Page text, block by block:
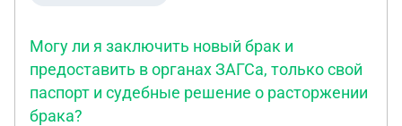
Могу ли я заключить новый брак и
предоставить в органах ЗАГСа, только свой
паспорт и судебные решение о расторжении
брака?